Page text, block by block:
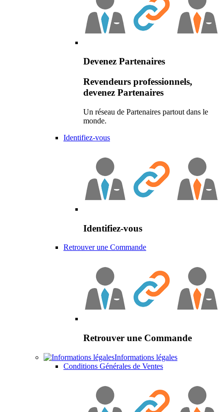
Devenez Partenaires
Revendeurs professionnels,
devenez Partenaires
Un réseau de Partenaires partout dans le
monde.
Identifiez-vous
Identifiez-vous
Retrouver une Commande
Retrouver une Commande
Informations légales
Conditions Générales de Ventes